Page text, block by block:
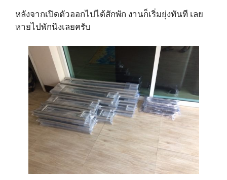
หลังจากเปิดตัวออกไปได้สักพัก งานก็เริ่มยุ่งทันที เลย
หายไปพักนึงเลยครับ